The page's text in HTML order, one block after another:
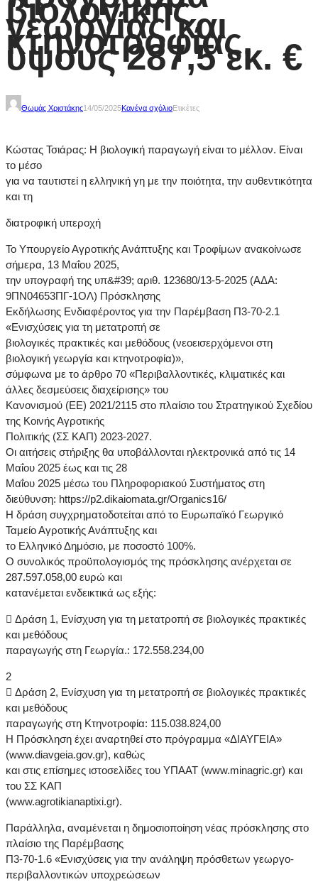
βιολογικής
γεωργίας και
κτηνοτροφίας,
ύψους 287,5 εκ. €
Θωμάς Χριστάκης14/05/2025Κανένα σχόλιοΕτικέτες
Κώστας Τσιάρας: Η βιολογική παραγωγή είναι το μέλλον. Είναι
το μέσο
για να ταυτιστεί η ελληνική γη με την ποιότητα, την αυθεντικότητα
και τη
διατροφική υπεροχή
Το Υπουργείο Αγροτικής Ανάπτυξης και Τροφίμων ανακοίνωσε
σήμερα, 13 Μαΐου 2025,
την υπογραφή της υπ&#39; αριθ. 123680/13-5-2025 (ΑΔΑ:
9ΠΝ04653ΠΓ-1ΟΛ) Πρόσκλησης
Εκδήλωσης Ενδιαφέροντος για την Παρέμβαση Π3-70-2.1
«Ενισχύσεις για τη μετατροπή σε
βιολογικές πρακτικές και μεθόδους (νεοεισερχόμενοι στη
βιολογική γεωργία και κτηνοτροφία)»,
σύμφωνα με το άρθρο 70 «Περιβαλλοντικές, κλιματικές και
άλλες δεσμεύσεις διαχείρισης» του
Κανονισμού (ΕΕ) 2021/2115 στο πλαίσιο του Στρατηγικού Σχεδίου
της Κοινής Αγροτικής
Πολιτικής (ΣΣ ΚΑΠ) 2023-2027.
Οι αιτήσεις στήριξης θα υποβάλλονται ηλεκτρονικά από τις 14
Μαΐου 2025 έως και τις 28
Μαΐου 2025 μέσω του Πληροφοριακού Συστήματος στη
διεύθυνση: https://p2.dikaiomata.gr/Organics16/
Η δράση συγχρηματοδοτείται από το Ευρωπαϊκό Γεωργικό
Ταμείο Αγροτικής Ανάπτυξης και
το Ελληνικό Δημόσιο, με ποσοστό 100%.
Ο συνολικός προϋπολογισμός της πρόσκλησης ανέρχεται σε
287.597.058,00 ευρώ και
κατανέμεται ενδεικτικά ως εξής:
 Δράση 1, Ενίσχυση για τη μετατροπή σε βιολογικές πρακτικές
και μεθόδους
παραγωγής στη Γεωργία.: 172.558.234,00
2
 Δράση 2, Ενίσχυση για τη μετατροπή σε βιολογικές πρακτικές
και μεθόδους
παραγωγής στη Κτηνοτροφία: 115.038.824,00
Η Πρόσκληση έχει αναρτηθεί στο πρόγραμμα «ΔΙΑΥΓΕΙΑ»
(www.diavgeia.gov.gr), καθώς
και στις επίσημες ιστοσελίδες του ΥΠΑΑΤ (www.minagric.gr) και
του ΣΣ ΚΑΠ
(www.agrotikianaptixi.gr).
Παράλληλα, αναμένεται η δημοσιοποίηση νέας πρόσκλησης στο
πλαίσιο της Παρέμβασης
Π3-70-1.6 «Ενισχύσεις για την ανάληψη πρόσθετων γεωργο-
περιβαλλοντικών υποχρεώσεων